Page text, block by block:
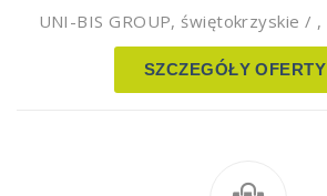
UNI-BIS GROUP, świętokrzyskie / ,
SZCZEGÓŁY OFERTY